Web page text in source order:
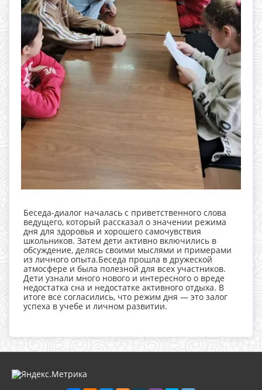
Беседа-диалог началась с приветственного слова
ведущего, который рассказал о значении режима
дня для здоровья и хорошего самочувствия
школьников. Затем дети активно включились в
обсуждение, делясь своими мыслями и примерами
из личного опыта.Беседа прошла в дружеской
атмосфере и была полезной для всех участников.
Дети узнали много нового и интересного о вреде
недостатка сна и недостатке активного отдыха. В
итоге все согласились, что режим дня — это залог
успеха в учебе и личном развитии.